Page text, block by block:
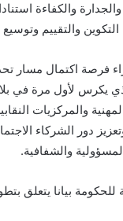
والكفاءة
والتقييم
اكتمال مسار
يكرس لأول مرة في
والمركزيات
دور الشركاء
والشفافية.
بيانا يتعلق بتطور